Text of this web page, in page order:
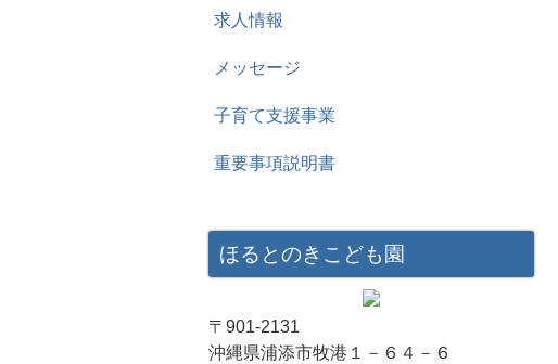
求人情報
メッセージ
子育て支援事業
重要事項説明書
ほるとのきこども園
〒901-2131
沖縄県浦添市牧港１－６４－６